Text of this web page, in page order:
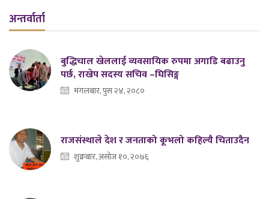
अन्तर्वार्ता
बुद्धिचाल खेललाई व्यवसायिक रुपमा अगाडि बढाउनु
पर्छ, राखेप सदस्य सचिव –घिसिङ्ग
मंगलबार, पुस २४, २०८०
राजसंस्थाले देश र जनताको कूभलो कहिल्यै चिताउदैन
शुक्रबार, असोज १०, २०७६